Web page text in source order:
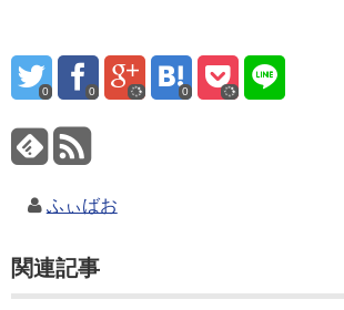
0 0 0
ふぃばお
関連記事